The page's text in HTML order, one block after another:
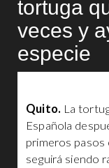
tortuga
veces y
especie
Quito. La
Española
primeros pasos
seguirá siendo